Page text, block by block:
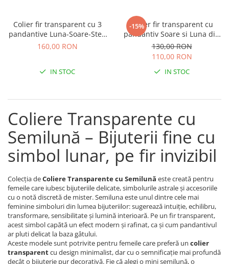
Lănțișoare cu Soare
Lănțișoare cu Zodii
Lănțișoare cu Animale
Lănțișoare cu Pietre Naturale
Coliere cu Perle Naturale
Coliere cu Perle Preciosa
COLIERE ȘNUR REGLABIL
Coliere cu Inimioare
Coliere cu Stea
Coliere cu Soare
Coliere cu Semilună
Coliere cu Zodii
Coliere cu Flori
Coliere cu Animale
Coliere cu Molecule
Colier fir transparent cu 3
pandantive Luna-Soare-Stea
din Argint 925
160,00 RON
IN STOC
-15%
Colier fir transparent cu
pandantiv Soare si Luna din
Argint 925
130,00 RON
110,00 RON
IN STOC
Coliere Transparente cu
Semilună – Bijuterii fine cu
simbol lunar, pe fir invizibil
Colecția deColiere Transparente cu Semilună este creată pentru
femeile care iubesc bijuteriile delicate, simbolurile astrale și accesoriile
cu o notă discretă de mister. Semiluna este unul dintre cele mai
feminine simboluri din lumea bijuteriilor: sugerează intuiție, echilibru,
transformare, sensibilitate și lumină interioară. Pe un fir transparent,
acest simbol capătă un efect modern și rafinat, ca și cum pandantivul
ar pluti delicat la baza gâtului.
Aceste modele sunt potrivite pentru femeile care preferă un colier
transparentcu design minimalist, dar cu o semnificație mai profundă
decât o bijuterie pur decorativă. Fie că alegi o mini semilună, o